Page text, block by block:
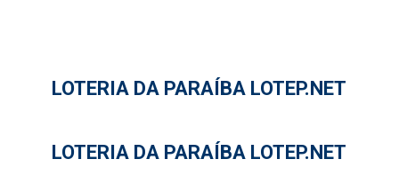
LOTERIA DA PARAÍBA LOTEP.NET
LOTERIA DA PARAÍBA LOTEP.NET